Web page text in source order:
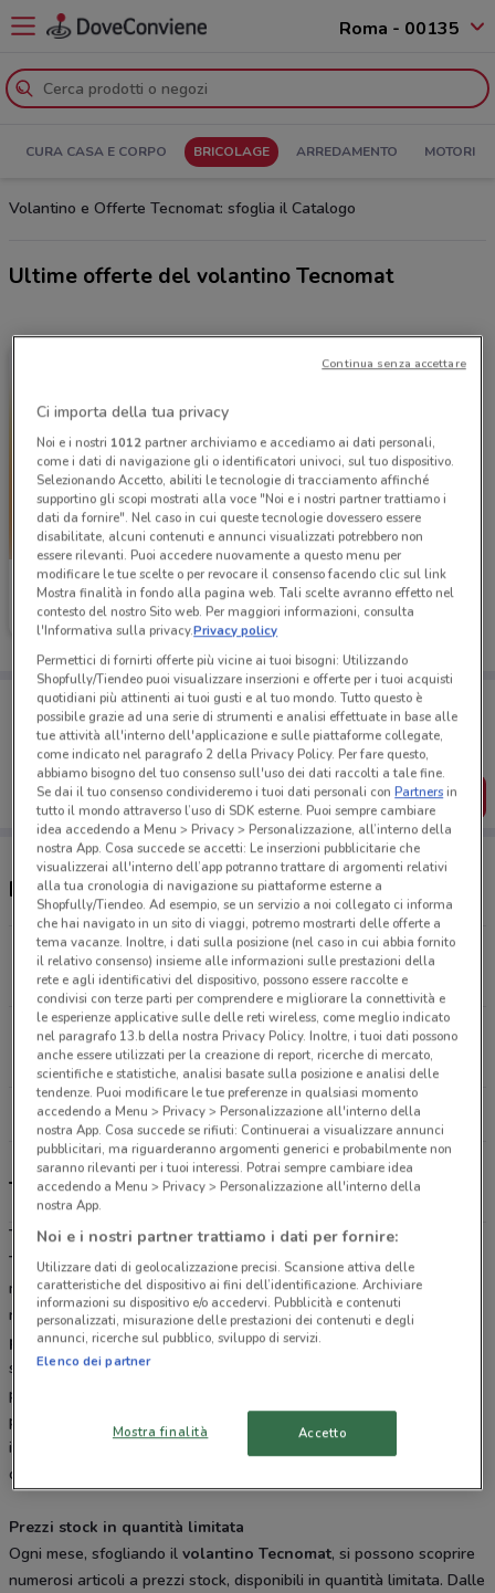
Roma - 00135
CURA CASA E CORPO BRICOLAGE ARREDAMENTO MOTORI
Volantino e Offerte Tecnomat: sfoglia il Catalogo
Ultime offerte del volantino Tecnomat
Tecnomat
Scade il 26/08 7.8 km
Porta DoveConviene sempre con te!
Puoi trovare le migliori offerte dei negozi vicino a te,
salvarle e creare la tua lista del risparmio, comodamente
dal tuo cellulare.
SCARICA L’APP
Negozi Tecnomat nelle vicinanze
Largo Santa Vittoria in Matenano, 12 Roma
7.8 km
APERTO
Via Prenestina Bis snc Roma
13.9 km
APERTO
Tutti i negozi Tecnomat
Tecnomat, offerte e negozi
Tecnomat: Più professionale, meno caro
Tecnomat(ex Bricoman) è la catena di negozi ideale per chi cerca
materiali professionali per la costruzione, la manutenzione e la
ristrutturazione della casa. Tecnomat offre unampio ventaglio di
prodotti tecnici:pavimenti (laminati, gres porcellanato),
sanitari, vernici, piastrelle, porte, articoli di falegnameria, utensili
professionali (trapani, avvitatori, smerigliatrici) e tutto ciò che serve
per qualsiasi progetto o ristrutturazione. Grazie a prezzi da
ingrosso e a una disponibilità immediata dei prodotti, Tecnomat si
conferma il
Prezzi stock in quantità limitata
Ogni mese, sfogliando il volantino Tecnomat, si possono scoprire
numerosi articoli a prezzi stock, disponibili in quantità limitata. Dalle
Ci importa della tua privacy
Noi e i nostri 1012partner archiviamo e accediamo ai dati personali,
come i dati di navigazione gli o identificatori univoci, sul tuo dispositivo.
Selezionando Accetto, abiliti le tecnologie di tracciamento affinché
supportino gli scopi mostrati alla voce "Noi e i nostri partner trattiamo i
dati da fornire". Nel caso in cui queste tecnologie dovessero essere
disabilitate, alcuni contenuti e annunci visualizzati potrebbero non
essere rilevanti. Puoi accedere nuovamente a questo menu per
modificare le tue scelte o per revocare il consenso facendo clic sul link
Mostra finalità in fondo alla pagina web. Tali scelte avranno effetto nel
contesto del nostro Sito web. Per maggiori informazioni, consulta
l'Informativa sulla privacy.Privacy policy
Permettici di fornirti offerte più vicine ai tuoi bisogni: Utilizzando
Shopfully/Tiendeo puoi visualizzare inserzioni e offerte per i tuoi acquisti
quotidiani più attinenti ai tuoi gusti e al tuo mondo. Tutto questo è
possibile grazie ad una serie di strumenti e analisi effettuate in base alle
tue attività all'interno dell'applicazione e sulle piattaforme collegate,
come indicato nel paragrafo 2 della Privacy Policy. Per fare questo,
abbiamo bisogno del tuo consenso sull'uso dei dati raccolti a tale fine.
Se dai il tuo consenso condivideremo i tuoi dati personali conPartnersin
tutto il mondo attraverso l’uso di SDK esterne. Puoi sempre cambiare
idea accedendo a Menu > Privacy > Personalizzazione, all’interno della
nostra App. Cosa succede se accetti: Le inserzioni pubblicitarie che
visualizzerai all'interno dell’app potranno trattare di argomenti relativi
alla tua cronologia di navigazione su piattaforme esterne a
Shopfully/Tiendeo. Ad esempio, se un servizio a noi collegato ci informa
che hai navigato in un sito di viaggi, potremo mostrarti delle offerte a
tema vacanze. Inoltre, i dati sulla posizione (nel caso in cui abbia fornito
il relativo consenso) insieme alle informazioni sulle prestazioni della
rete e agli identificativi del dispositivo, possono essere raccolte e
condivisi con terze parti per comprendere e migliorare la connettività e
le esperienze applicative sulle delle reti wireless, come meglio indicato
nel paragrafo 13.b della nostra Privacy Policy. Inoltre, i tuoi dati possono
anche essere utilizzati per la creazione di report, ricerche di mercato,
scientifiche e statistiche, analisi basate sulla posizione e analisi delle
tendenze. Puoi modificare le tue preferenze in qualsiasi momento
accedendo a Menu > Privacy > Personalizzazione all'interno della
nostra App. Cosa succede se rifiuti: Continuerai a visualizzare annunci
pubblicitari, ma riguarderanno argomenti generici e probabilmente non
saranno rilevanti per i tuoi interessi. Potrai sempre cambiare idea
accedendo a Menu > Privacy > Personalizzazione all'interno della
nostra App.
Noi e i nostri partner trattiamo i dati per fornire:
Utilizzare dati di geolocalizzazione precisi. Scansione attiva delle
caratteristiche del dispositivo ai fini dell’identificazione. Archiviare
informazioni su dispositivo e/o accedervi. Pubblicità e contenuti
personalizzati, misurazione delle prestazioni dei contenuti e degli
annunci, ricerche sul pubblico, sviluppo di servizi.
Elenco dei partner
Mostra finalità Accetto
Continua senza accettare